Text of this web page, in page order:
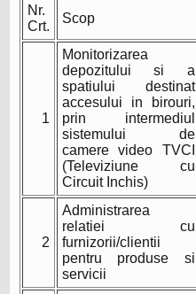
Nr.
Crt.
Scop
1
Monitorizarea
depozitului si a
spatiului destinat
accesului in birouri,
prin intermediul
sistemului de
camere video TVCI
(Televiziune cu
Circuit Inchis)
2
Administrarea
relatiei cu
furnizorii/clientii
pentru produse si
servicii